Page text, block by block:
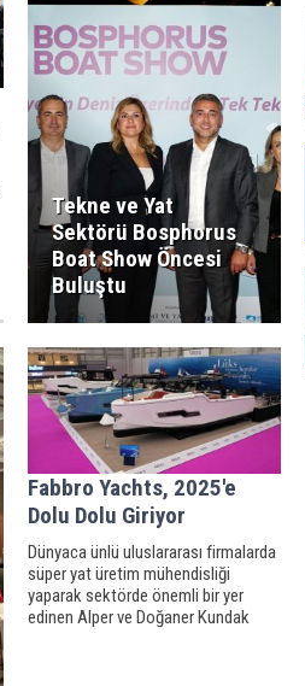
Tekne ve Yat
Sektörü Bosphorus
Boat Show Öncesi
Buluştu
Fabbro Yachts, 2025'e
Dolu Dolu Giriyor
Dünyaca ünlü uluslararası firmalarda
süper yat üretim mühendisliği
yaparak sektörde önemli bir yer
edinen Alper ve Doğaner Kundak